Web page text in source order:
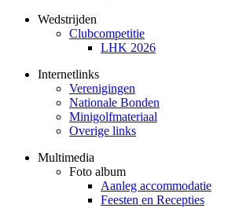
Wedstrijden
Clubcompetitie
LHK 2026
Internetlinks
Verenigingen
Nationale Bonden
Minigolfmateriaal
Overige links
Multimedia
Foto album
Aanleg accommodatie
Feesten en Recepties